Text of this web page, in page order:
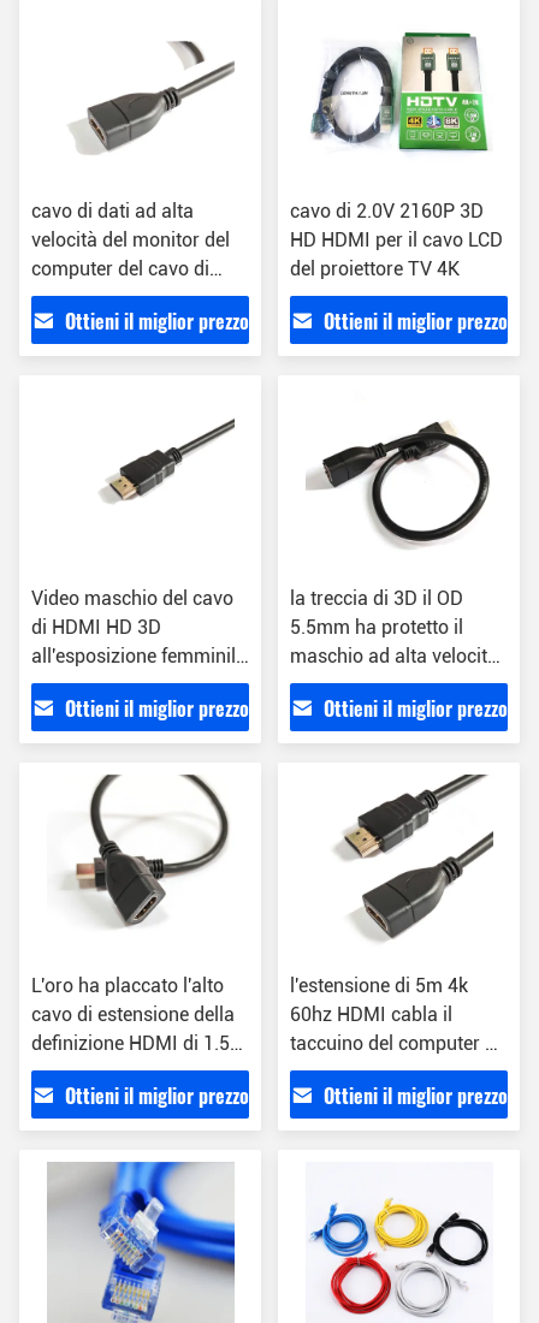
cavo di dati ad alta
velocità del monitor del
computer del cavo di
0.3m 1080p HDMI
Ottieni il miglior prezzo
cavo di 2.0V 2160P 3D
HD HDMI per il cavo LCD
del proiettore TV 4K
Ottieni il miglior prezzo
Video maschio del cavo
di HDMI HD 3D
all'esposizione femminile
del proiettore del
computer TV del cavo di
conversione
Ottieni il miglior prezzo
la treccia di 3D il OD
5.5mm ha protetto il
maschio ad alta velocità
del cavo di HDMI
all'estensione femminile
Ottieni il miglior prezzo
L'oro ha placcato l'alto
cavo di estensione della
definizione HDMI di 1.5m
per Digital TV
Ottieni il miglior prezzo
l'estensione di 5m 4k
60hz HDMI cabla il
taccuino del computer di
HD al cavo di dati del
monitor del proiettore TV
Ottieni il miglior prezzo